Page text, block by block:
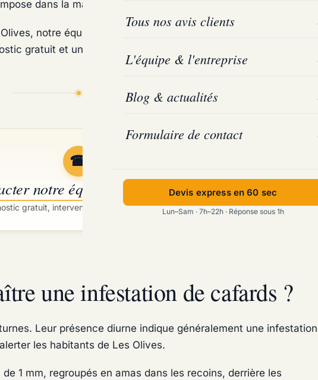
Tous nos avis clients
L'équipe & l'entreprise
Blog & actualités
Formulaire de contact
Devis express en 60 sec
Lun–Sam · 7h–22h · Réponse sous 1h
dans la majorité des cas.
notre équipe Marseille Désinsectisation se déplace sous 1h
gratuit et un devis transparent.
☎
notre équipe Certibiocide
gratuit, intervention sous 1h à Les Olives
une infestation de cafards ?
Leur présence diurne indique généralement une infestation
les habitants de Les Olives.
1 mm, regroupés en amas dans les recoins, derrière les